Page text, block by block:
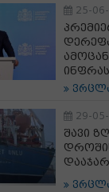
25-
29-
შავი